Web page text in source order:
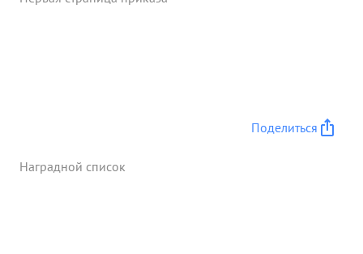
Поделиться
Наградной список